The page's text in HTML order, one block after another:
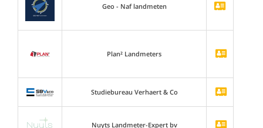
Geo - Naf landmeten
Plan² Landmeters
Studiebureau Verhaert & Co
Nuyts Landmeter-Expert bv